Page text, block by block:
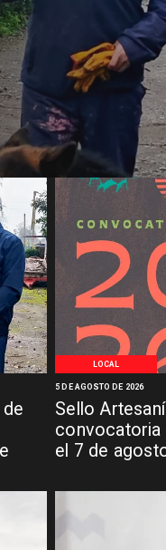
LOCAL
Sello
convocatoria
el 7 de
5 DE AGOSTO DE 2026